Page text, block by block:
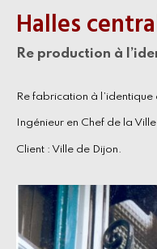
Halles
Re production à
Re fabrication à l’identique
Ingénieur en Chef de la
Client : Ville de Dijon.